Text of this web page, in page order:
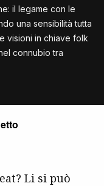
il legame con le
una sensibilità tutta
visioni in chiave folk
connubio tra
Li si può